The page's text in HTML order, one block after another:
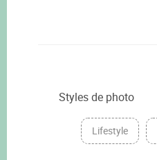
Styles de photo
Lifestyle